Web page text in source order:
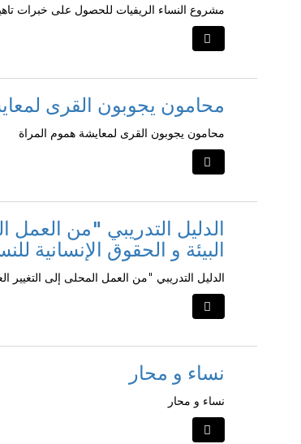
مشروع النساء الريفيات للحصول على خبرات
محامون يجوبون القرى
محامون يجوبون القرى لمعايشة هموم المراة
الدليل التدريبي "من العمل
البيئة و الحقوق الإنسانية
الدليل التدريبي "من العمل المحلى إلى التغيير
نساء و محار
نساء و محار